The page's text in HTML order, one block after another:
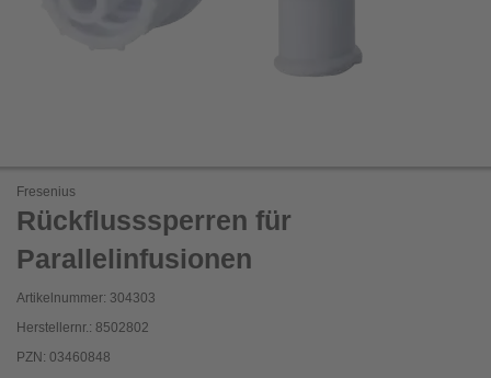
Fresenius
Rückflusssperren für
Parallelinfusionen
Artikelnummer: 304303
Herstellernr.: 8502802
PZN: 03460848